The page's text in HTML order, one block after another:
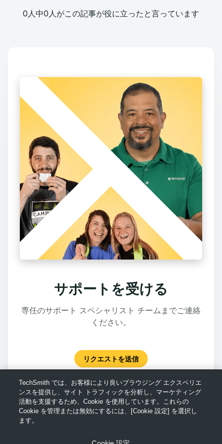
0人中0人がこの記事が役に立ったと言っています
サポートを受ける
専任のサポート スペシャリスト チームまでご連絡
ください。
リクエストを送信
TechSmith では、お客様により良いブラウジング エクスペリエ
ンスを提供し、サイト トラフィックを分析し、マーケティング
活動を支援するため、Cookie を使用しています。これらの
Cookie を管理または無効にするには、[Cookie 設定] を選択し
ます。